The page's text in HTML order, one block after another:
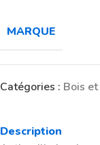
MARQUE
Catégories : Bois
Description